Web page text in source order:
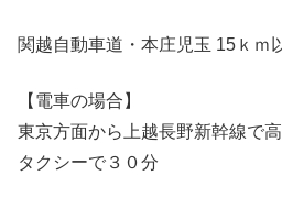
関越自動車道・本庄児玉 15ｋｍ
【電車の場合】
東京方面から上越長野新幹線で
タクシーで３０分